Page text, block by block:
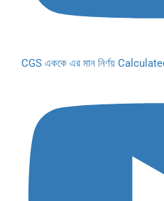
CGS এককে এর মান নির্ণয়